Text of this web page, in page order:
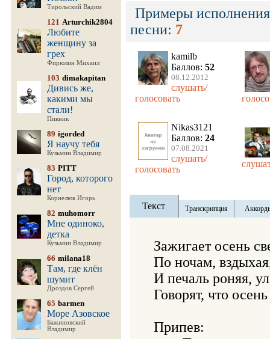
Тирольский Вадим
121 Arturchik2804
Любите
женщину за
грех
Фирюлин Михаил
103 dimakapitan
Дивись же,
какими мы
стали!
Пикник
89 igorded
Я научу тебя
Кузьмин Владимир
83 PITT
Город, которого
нет
Корнелюк Игорь
82 muhomorr
Мне одиноко,
детка
Кузьмин Владимир
66 milana18
Там, где клён
шумит
Дроздов Сергей
65 barmen
Море Азовское
Бажиновский
Владимир
Примеры исполнения
песни: 7
kamilb
Баллов: 52
08.12.2012
слушать/
голосовать
Nikas3121
Баллов: 24
07.08.2021
слушать/
голосовать
Текст Транскрипция
Зажигает осень
По ночам,
И печаль роняя,
Говорят, что
Припев: